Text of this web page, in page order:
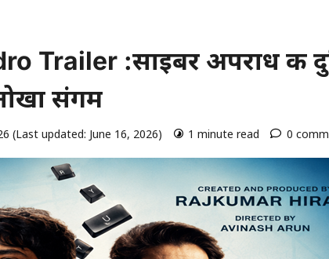
Trailer :साइबर अपराध की
संगम
(Last updated: June 16, 2026) 1 minute read 0